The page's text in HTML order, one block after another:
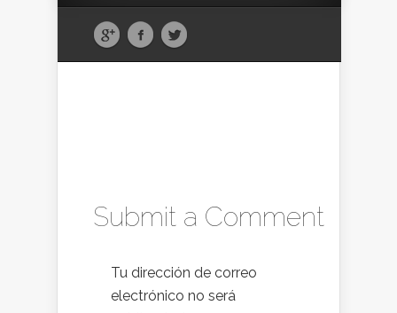
Submit a Comment
Tu dirección de correo
electrónico no será